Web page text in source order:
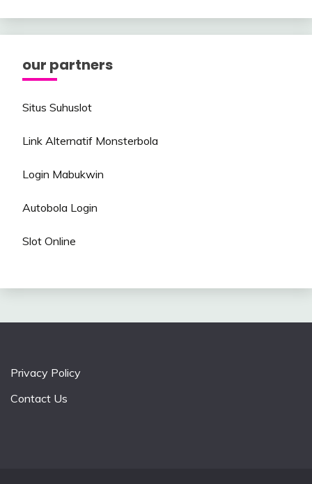
our partners
Situs Suhuslot
Link Alternatif Monsterbola
Login Mabukwin
Autobola Login
Slot Online
Privacy Policy
Contact Us